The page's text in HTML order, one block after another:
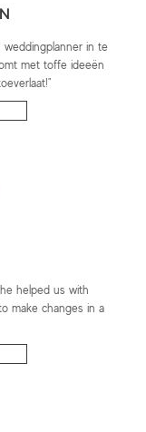
in te
met toffe ideeën
helped us with
make changes in a